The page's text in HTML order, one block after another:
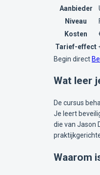
Aanbieder
Niveau
Kosten
Tarief-effect
Begin direct
Wat leer
De cursus
Je leert
die van Jason
Waarom